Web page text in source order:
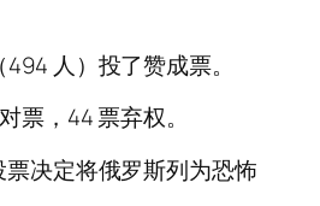
人）投了赞成票。
票，44 票弃权。
决定将俄罗斯列为恐怖